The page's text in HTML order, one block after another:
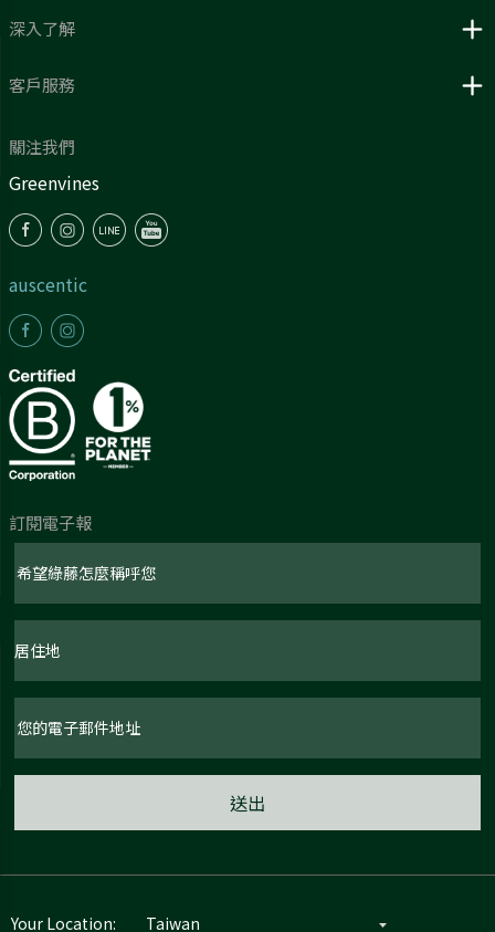
深入了解
客戶服務
關注我們
Greenvines
auscentic
訂閱電子報
Your Location: